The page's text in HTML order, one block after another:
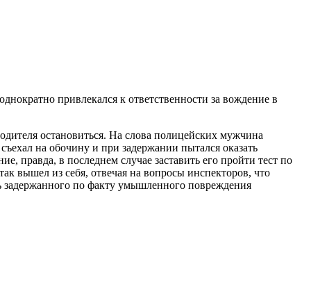
привлекался к ответственности за вождение в
остановиться. На слова полицейских мужчина
на обочину и при задержании пытался оказать
правда, в последнем случае заставить его пройти тест по
вышел из себя, отвечая на вопросы инспекторов, что
задержанного по факту умышленного повреждения